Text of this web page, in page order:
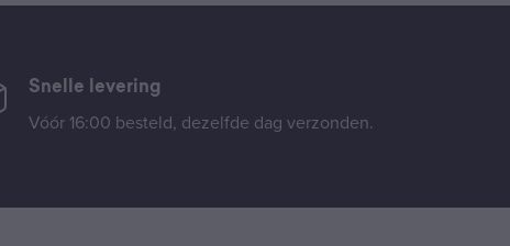
Snelle levering
Vóór 16:00 besteld, dezelfde dag verzonden.